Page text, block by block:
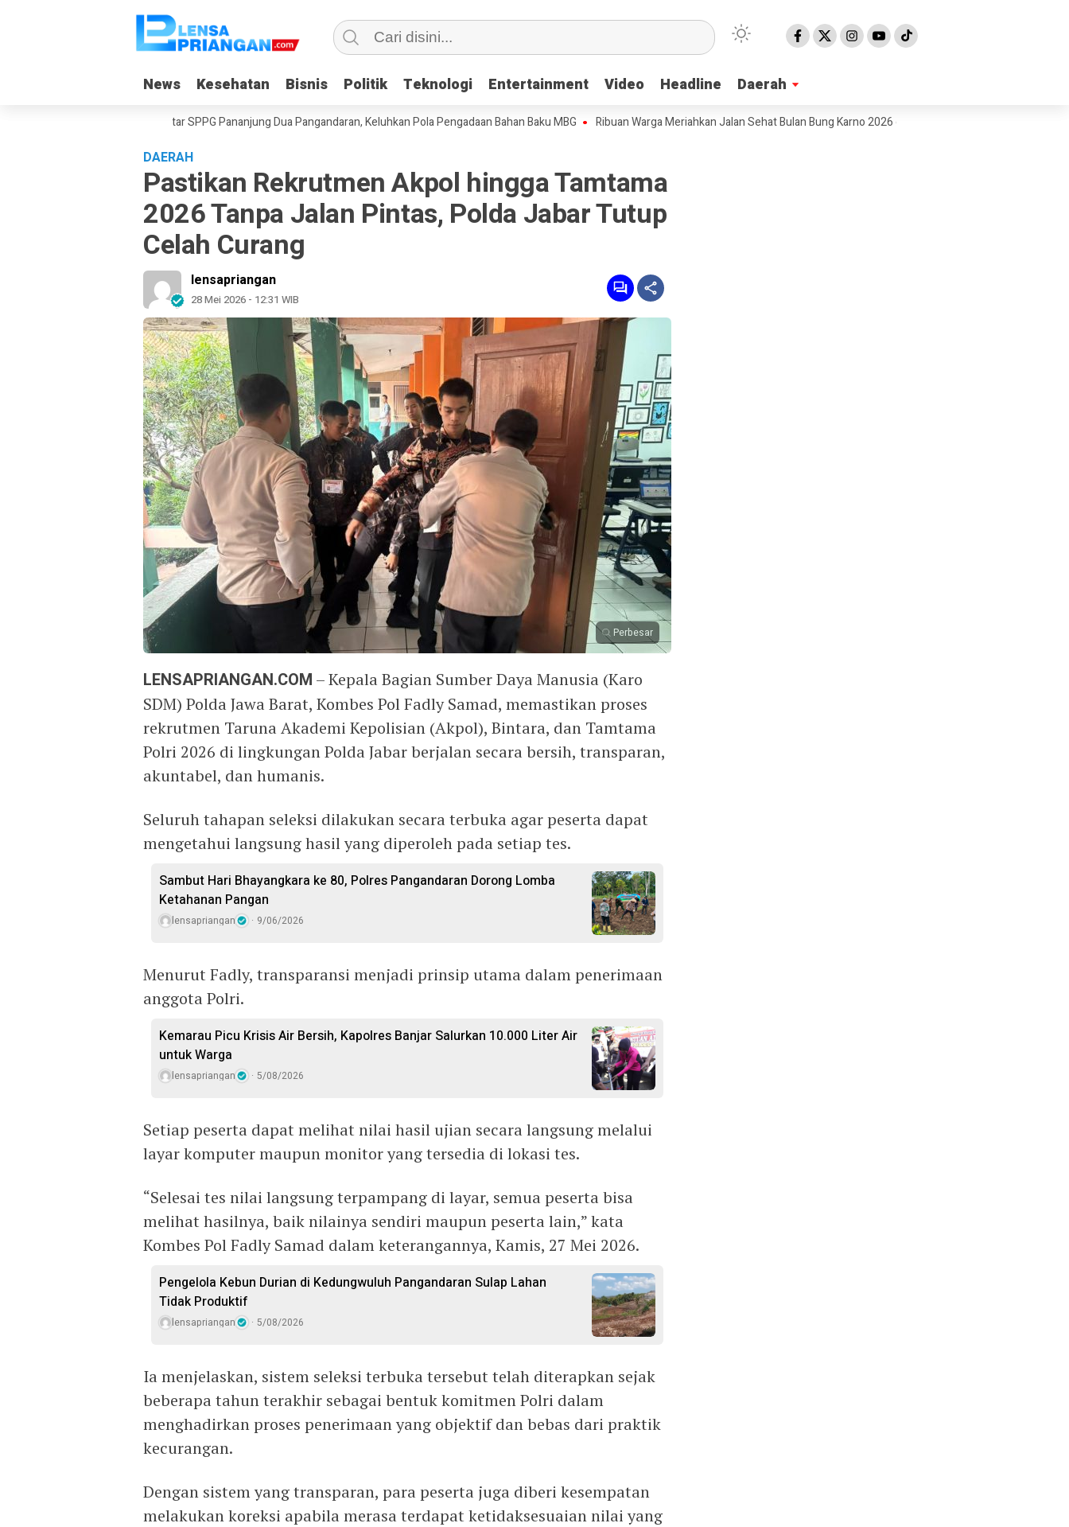
News Kesehatan Bisnis Politik Teknologi Entertainment Video Headline Daerah
News Kesehatan Bisnis Politik Teknologi Entertainment Video Headline Daerah
Warga Sekitar SPPG Pananjung Dua Pangandaran, Keluhkan Pola Pengadaan Bahan Baku MBG Ribuan Warga Meriahkan Jalan Sehat Bulan Bung Karno 2026 di Pangandaran, Edukasi Pancasila hingga
DAERAH
Pastikan Rekrutmen Akpol hingga Tamtama
2026 Tanpa Jalan Pintas, Polda Jabar Tutup
Celah Curang
lensapriangan
28 Mei 2026 - 12:31 WIB
Perbesar
LENSAPRIANGAN.COM – Kepala Bagian Sumber Daya Manusia (Karo
SDM) Polda Jawa Barat, Kombes Pol Fadly Samad, memastikan proses
rekrutmen Taruna Akademi Kepolisian (Akpol), Bintara, dan Tamtama
Polri 2026 di lingkungan Polda Jabar berjalan secara bersih, transparan,
akuntabel, dan humanis.
Seluruh tahapan seleksi dilakukan secara terbuka agar peserta dapat
mengetahui langsung hasil yang diperoleh pada setiap tes.
Sambut Hari Bhayangkara ke 80, Polres Pangandaran Dorong Lomba
Ketahanan Pangan
lensapriangan 9/06/2026
Menurut Fadly, transparansi menjadi prinsip utama dalam penerimaan
anggota Polri.
Kemarau Picu Krisis Air Bersih, Kapolres Banjar Salurkan 10.000 Liter Air
untuk Warga
lensapriangan 5/08/2026
Setiap peserta dapat melihat nilai hasil ujian secara langsung melalui
layar komputer maupun monitor yang tersedia di lokasi tes.
“Selesai tes nilai langsung terpampang di layar, semua peserta bisa
melihat hasilnya, baik nilainya sendiri maupun peserta lain,” kata
Kombes Pol Fadly Samad dalam keterangannya, Kamis, 27 Mei 2026.
Pengelola Kebun Durian di Kedungwuluh Pangandaran Sulap Lahan
Tidak Produktif ‎
lensapriangan 5/08/2026
Ia menjelaskan, sistem seleksi terbuka tersebut telah diterapkan sejak
beberapa tahun terakhir sebagai bentuk komitmen Polri dalam
menghadirkan proses penerimaan yang objektif dan bebas dari praktik
kecurangan.
Dengan sistem yang transparan, para peserta juga diberi kesempatan
melakukan koreksi apabila merasa terdapat ketidaksesuaian nilai yang